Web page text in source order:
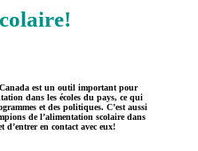
est un outil important pour
dans les écoles du pays, ce qui
et des politiques. C’est aussi
de l’alimentation scolaire dans
en contact avec eux!